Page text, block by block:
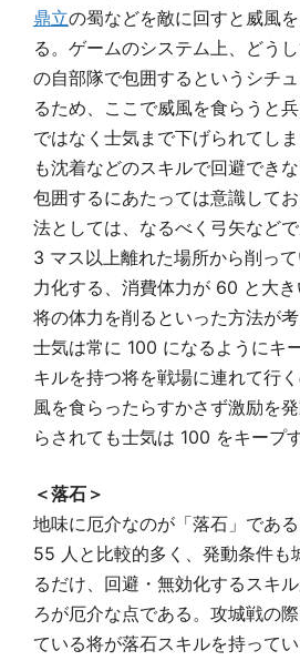
鼎立の蜀などを敵に回すと威風
る。ゲームのシステム上、どう
の自部隊で包囲するというシチ
るため、ここで威風を食らうと
ではなく士気まで下げられてし
も沈着などのスキルで回避でき
包囲するにあたっては意識して
法としては、なるべく弓矢など
3 マス以上離れた場所から削っ
力化する、消費体力が 60 と大
将の体力を削るといった方法が
士気は常に 100 になるようにキ
キルを持つ将を戦場に連れて行
風を食らったらすかさず激励を
らされても士気は 100 をキープ
＜落石＞
地味に厄介なのが「落石」であ
55 人と比較的多く、発動条件も
るだけ、回避・無効化するスキ
ろが厄介な点である。攻城戦の
ている将が落石スキルを持って